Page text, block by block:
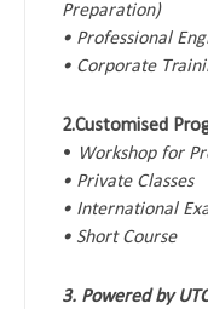
Preparation)
• Professional
• Corporate
2.Customised
• Workshop for
• Private Classes
• International
• Short Course
3. Powered by